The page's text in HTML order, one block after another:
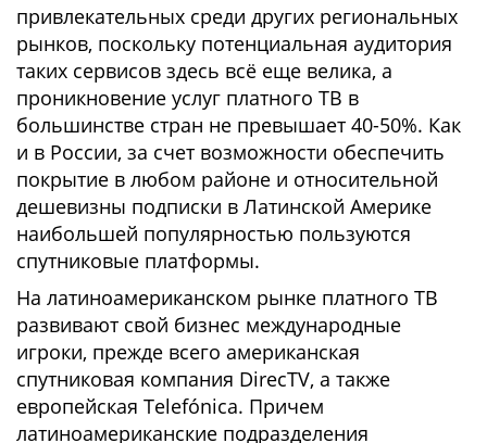
привлекательных среди других региональных
рынков, поскольку потенциальная аудитория
таких сервисов здесь всё еще велика, а
проникновение услуг платного ТВ в
большинстве стран не превышает 40-50%. Как
и в России, за счет возможности обеспечить
покрытие в любом районе и относительной
дешевизны подписки в Латинской Америке
наибольшей популярностью пользуются
спутниковые платформы.
На латиноамериканском рынке платного ТВ
развивают свой бизнес международные
игроки, прежде всего американская
спутниковая компания DirecTV, а также
европейская Telefónica. Причем
латиноамериканские подразделения